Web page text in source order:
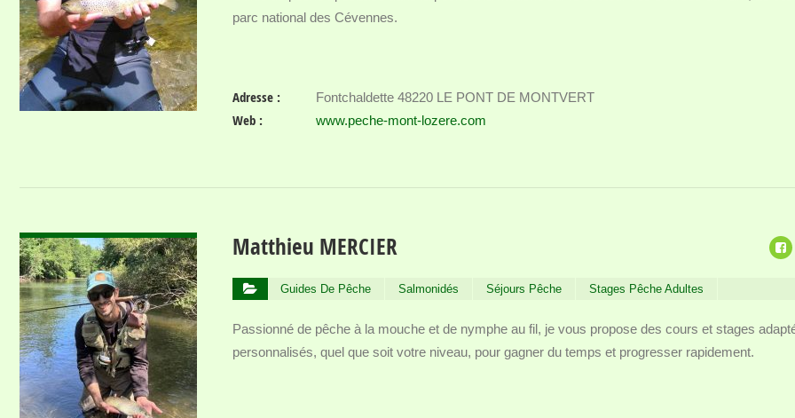
parc national des Cévennes.
Adresse : Fontchaldette 48220 LE PONT DE MONTVERT
Web : www.peche-mont-lozere.com
Matthieu MERCIER
Guides De Pêche Salmonidés Séjours Pêche Stages Pêche Adultes
Passionné de pêche à la mouche et de nymphe au fil, je vous propose des cours et stages
personnalisés, quel que soit votre niveau, pour gagner du temps et progresser rapidement.